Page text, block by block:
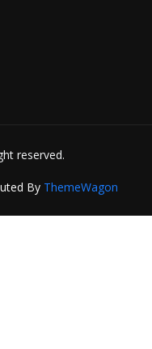
reserved.
By ThemeWagon